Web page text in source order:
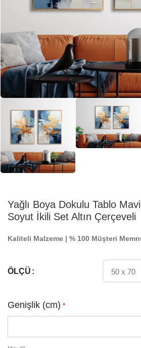
Yağlı Boya Dokulu Tablo
Soyut İkili Set Altın Çerçeveli
Kaliteli Malzeme | % 100 Müşteri
ÖLÇÜ
Genişlik (cm) *